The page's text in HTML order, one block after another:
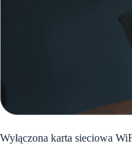
Wyłączona karta sieciowa